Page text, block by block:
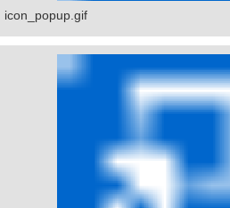
icon_popup.gif